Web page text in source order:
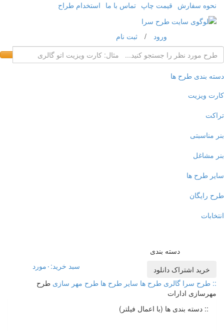
نحوه سفارش قیمت چاپ تماس با ما استخدام طراح
ورود / ثبت نام
بندی طرح ها
ویزیت
مناسبتی
مشاغل
طرح ها
رایگان
دسته بندی
خرید اشتراک دانلود
سبد خرید: ۰مورد
:: طرح سرا گالری طرح ها سایر طرح ها طرح مهر سازی طرح
مهرسازی ادارات
:: دسته بندی ها (با اعمال فیلتر)